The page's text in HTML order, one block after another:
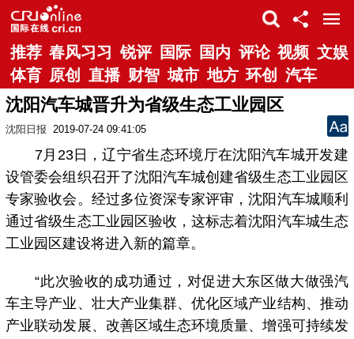
推荐 春风习习 锐评 国际 国内 评论 视频 文娱
体育 原创 直播 财智 城市 地方 环创 汽车
沈阳汽车城晋升为省级生态工业园区
沈阳日报 2019-07-24 09:41:05
7月23日，辽宁省生态环境厅在沈阳汽车城开发建
设管委会组织召开了沈阳汽车城创建省级生态工业园区
专家验收会。经过多位资深专家评审，沈阳汽车城顺利
通过省级生态工业园区验收，这标志着沈阳汽车城生态
工业园区建设将进入新的篇章。
“此次验收的成功通过，对促进大东区做大做强汽
车主导产业、壮大产业集群、优化区域产业结构、推动
产业联动发展、改善区域生态环境质量、增强可持续发